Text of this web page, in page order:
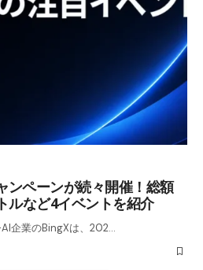
ンペーンが続々開催！総額
ルなど4イベントを紹介
企業のBingXは、202…